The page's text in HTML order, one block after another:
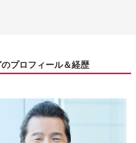
プロフィール＆経歴